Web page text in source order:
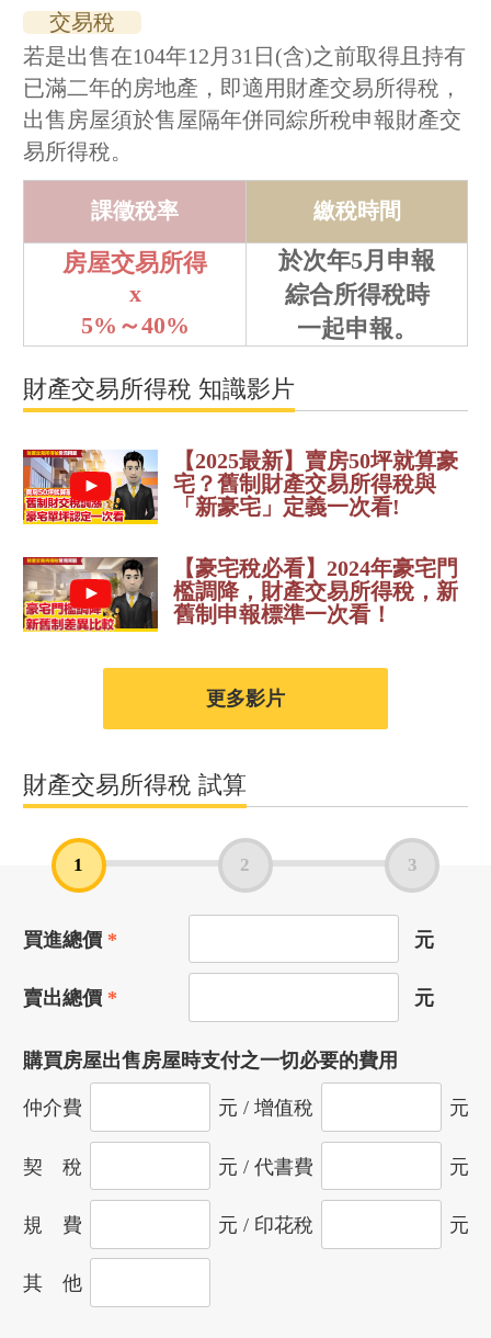
交易稅
若是出售在104年12月31日(含)之前取得且持有
已滿二年的房地產，即適用財產交易所得稅，
出售房屋須於售屋隔年併同綜所稅申報財產交
易所得稅。
課徵稅率 繳稅時間
房屋交易所得
x
5%～40%
於次年5月申報
綜合所得稅時
一起申報。
財產交易所得稅 知識影片
【2025最新】賣房50坪就算豪
宅？舊制財產交易所得稅與
「新豪宅」定義一次看!
【豪宅稅必看】2024年豪宅門
檻調降，財產交易所得稅，新
舊制申報標準一次看！
更多影片
財產交易所得稅 試算
1 2 3
買進總價 元
賣出總價 元
購買房屋出售房屋時支付之一切必要的費用
仲介費 元 / 增值稅 元
契 稅 元 / 代書費 元
規 費 元 / 印花稅 元
其 他